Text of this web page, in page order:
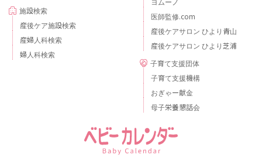
施設検索
産後ケア施設検索
産婦人科検索
婦人科検索
医師監修.com
産後ケアサロン ひより青山
産後ケアサロン ひより芝浦
子育て支援団体
子育て支援機構
おぎゃー献金
母子栄養懇話会